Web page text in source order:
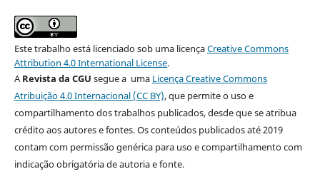
Este trabalho está licenciado sob uma licençaCreative Commons
Attribution 4.0 International License.
ARevista da CGU segue a uma Licença Creative Commons
Atribuição 4.0 Internacional (CC BY), que permite o uso e
compartilhamento dos trabalhos publicados, desde que se atribua
crédito aos autores e fontes. Os conteúdos publicados até 2019
contam com permissão genérica para uso e compartilhamento com
indicação obrigatória de autoria e fonte.